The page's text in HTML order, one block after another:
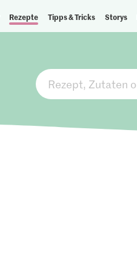
Rezepte Tipps & Tricks Storys